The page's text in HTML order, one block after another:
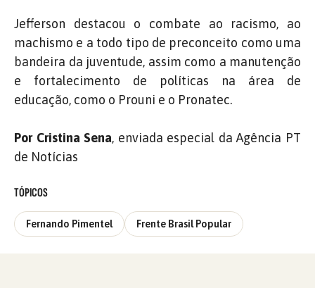
Jefferson destacou o combate ao racismo, ao
machismo e a todo tipo de preconceito como uma
bandeira da juventude, assim como a manutenção
e fortalecimento de políticas na área de
educação, como o Prouni e o Pronatec.
Por Cristina Sena, enviada especial da Agência PT
de Notícias
TÓPICOS
Fernando Pimentel Frente Brasil Popular